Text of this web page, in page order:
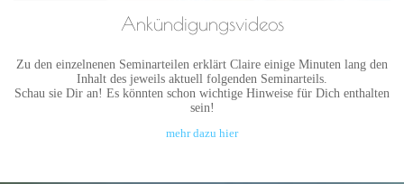
Ankündigungsvideos
Zu den einzelnenen Seminarteilen erklärt Claire einige Minuten lang den
Inhalt des jeweils aktuell folgenden Seminarteils.
Schau sie Dir an! Es könnten schon wichtige Hinweise für Dich enthalten
sein!
mehr dazu hier